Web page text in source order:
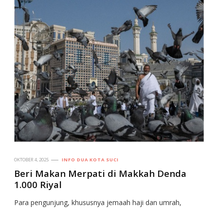
OKTOBER 4, 2025 INFO DUA KOTA SUCI
Beri Makan Merpati di Makkah Denda
1.000 Riyal
Para pengunjung, khususnya jemaah haji dan umrah,